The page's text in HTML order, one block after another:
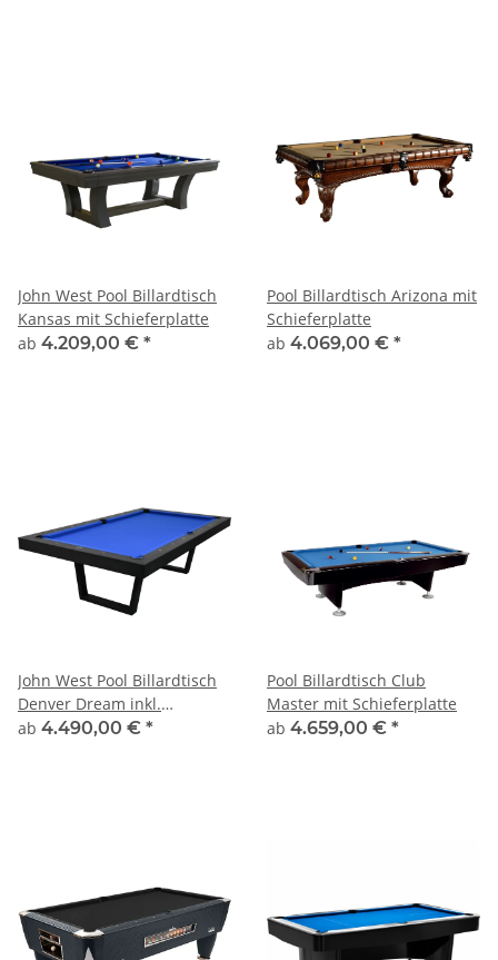
John West Pool Billardtisch
Kansas mit Schieferplatte
ab 4.209,00 € *
Pool Billardtisch Arizona mit
Schieferplatte
ab 4.069,00 € *
John West Pool Billardtisch
Denver Dream inkl.
Abdeckplatte mit
ab 4.490,00 € *
Pool Billardtisch Club
Master mit Schieferplatte
ab 4.659,00 € *